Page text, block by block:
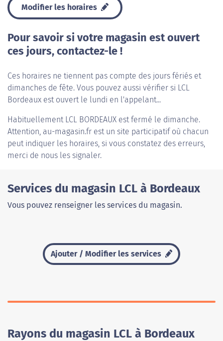
Modifier les horaires
Pour savoir si votre magasin est ouvert
ces jours, contactez-le !
Ces horaires ne tiennent pas compte des jours fériés et
dimanches de fête. Vous pouvez aussi vérifier si LCL
Bordeaux est ouvert le lundi en l'appelant...
Habituellement LCL BORDEAUX est fermé le dimanche.
Attention, au-magasin.fr est un site participatif où chacun
peut indiquer les horaires, si vous constatez des erreurs,
merci de nous les signaler.
Services du magasin LCL à Bordeaux
Vous pouvez renseigner les services du magasin.
Ajouter / Modifier les services
Rayons du magasin LCL à Bordeaux